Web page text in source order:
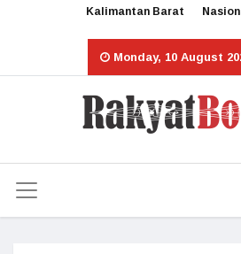
Kalimantan Barat
Monday, 10 August